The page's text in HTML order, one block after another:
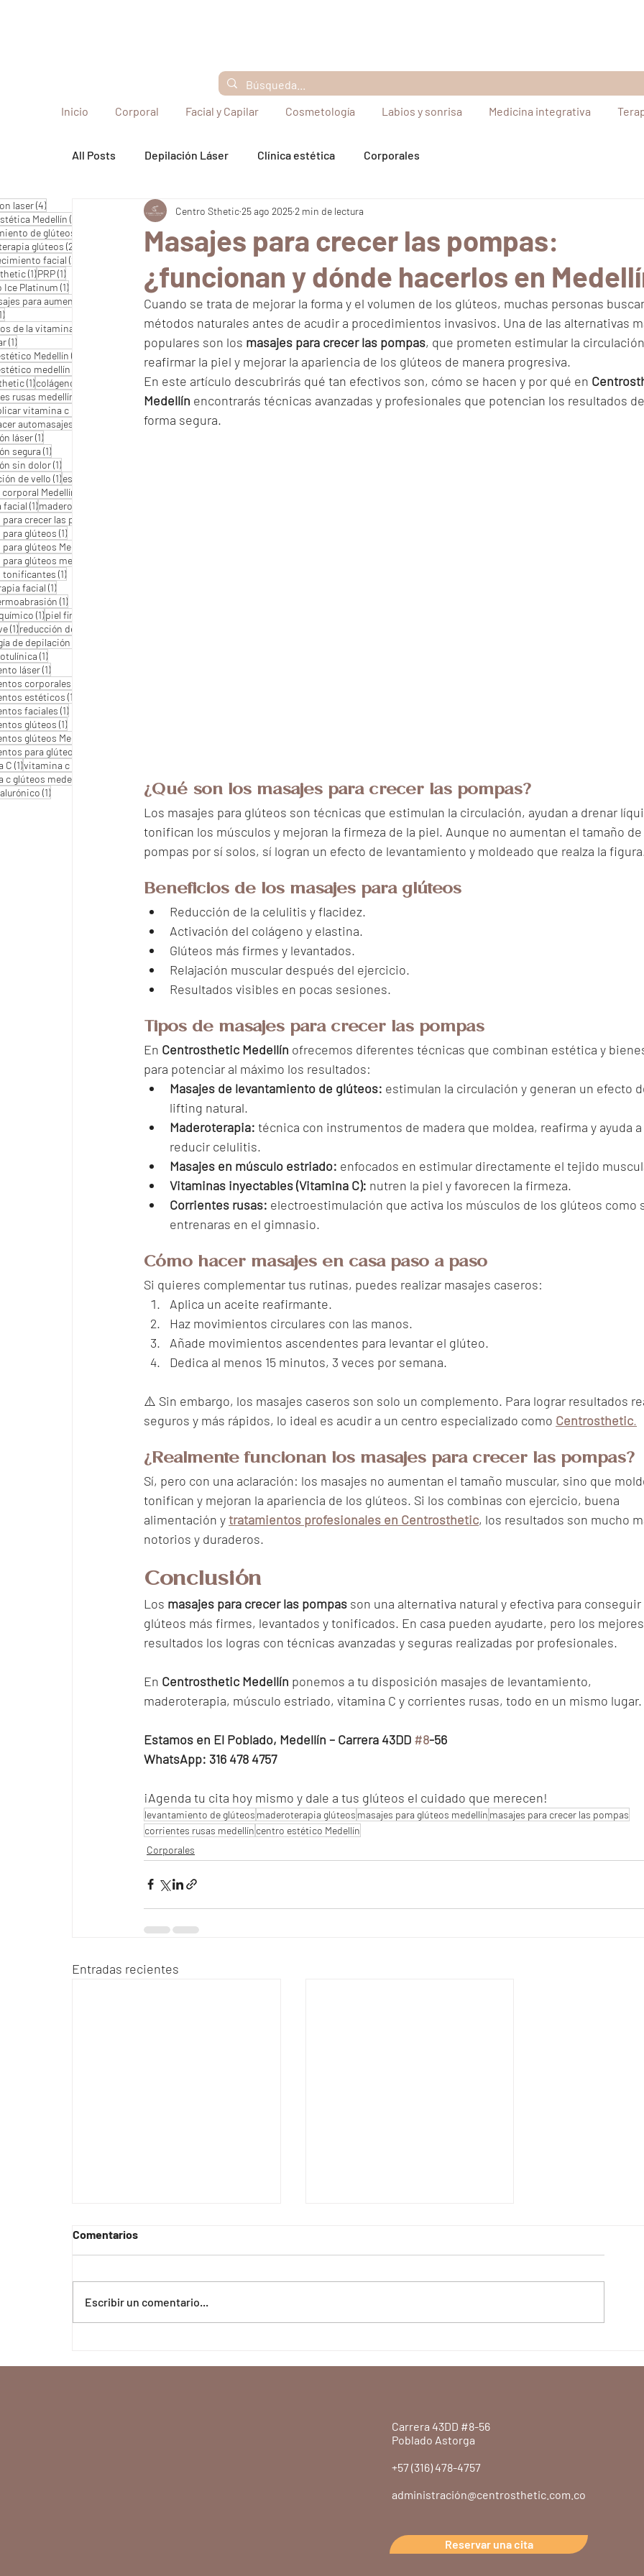
Inicio Corporal Facial y Capilar Cosmetología Labios y sonrisa Medicina integrativa
laser(4)4 entradas
Medellín (3)
2 entradas
de glúteos
glúteos (2)
facial (2)
(1)1 entrada
PRP(1)1 entrada
Ice Platinum (1)1 entrada
para aumentar glúteos
1 entrada
1 entrada
de la vitamina C
(1)1 entrada
Medellín (1)
medellín
(1)1 entrada
colágeno
rusas medellín
vitamina c en glúteos
1 entrada
automasajes glúteos
1 entrada
láser(1)1 entrada
segura (1)1 entrada
sin dolor(1)1 entrada
de vello (1)1 entrada
estética
Medellín
facial (1)1 entrada
maderoterapia
crecer las pompas
para glúteos (1)1 entrada
glúteos Medellín
glúteos medellín
tonificantes (1)1 entrada
facial (1)1 entrada
(1)1 entrada
(1)1 entrada
piel firme
(1)1 entrada
reducción de arrugas
de depilación
(1)1 entrada
láser(1)1 entrada
corporales
estéticos (1)
faciales (1)1 entrada
glúteos (1)1 entrada
glúteos Medellín
para glúteos
C (1)1 entrada
vitamina c estética
glúteos medellín
(1)1 entrada
All Posts Depilación Láser Clínica estética Corporales
Masajes para crecer las pompas:
¿funcionan y dónde hacerlos en
Centro Sthetic25 ago 20252 min de lectura
Cuando se trata de mejorar la forma y el volumen de los glúteos, muchas personas
métodos naturales antes de acudir a procedimientos invasivos. Una de las alternativas
populares son los masajes para crecer las pompas, que prometen estimular la
reafirmar la piel y mejorar la apariencia de los glúteos de manera progresiva.
En este artículo descubrirás qué tan efectivos son, cómo se hacen y por qué en
Medellín encontrarás técnicas avanzadas y profesionales que potencian los resultados de
forma segura.
¿Qué son los masajes para crecer las pompas?
Los masajes para glúteos son técnicas que estimulan la circulación, ayudan a drenar
tonifican los músculos y mejoran la firmeza de la piel. Aunque no aumentan el tamaño de
pompas por sí solos, sí logran un efecto de levantamiento y moldeado que realza la
Beneficios de los masajes para glúteos
Reducción de la celulitis y flacidez.
Activación del colágeno y elastina.
Glúteos más firmes y levantados.
Relajación muscular después del ejercicio.
Resultados visibles en pocas sesiones.
Tipos de masajes para crecer las pompas
En Centrosthetic Medellín ofrecemos diferentes técnicas que combinan estética y
para potenciar al máximo los resultados:
Masajes de levantamiento de glúteos: estimulan la circulación y generan un efecto
lifting natural.
Maderoterapia: técnica con instrumentos de madera que moldea, reafirma y ayuda a
reducir celulitis.
Masajes en músculo estriado: enfocados en estimular directamente el tejido
Vitaminas inyectables (Vitamina C): nutren la piel y favorecen la firmeza.
Corrientes rusas: electroestimulación que activa los músculos de los glúteos como
entrenaras en el gimnasio.
Cómo hacer masajes en casa paso a paso
Si quieres complementar tus rutinas, puedes realizar masajes caseros:
Aplica un aceite reafirmante.
Haz movimientos circulares con las manos.
Añade movimientos ascendentes para levantar el glúteo.
Dedica al menos 15 minutos, 3 veces por semana.
⚠️ Sin embargo, los masajes caseros son solo un complemento. Para lograr resultados
seguros y más rápidos, lo ideal es acudir a un centro especializado como Centrosthetic.
¿Realmente funcionan los masajes para crecer las pompas?
Sí, pero con una aclaración: los masajes no aumentan el tamaño muscular, sino que
tonifican y mejoran la apariencia de los glúteos. Si los combinas con ejercicio, buena
alimentación y tratamientos profesionales en Centrosthetic, los resultados son mucho
notorios y duraderos.
Conclusión
Los masajes para crecer las pompas son una alternativa natural y efectiva para conseguir
glúteos más firmes, levantados y tonificados. En casa pueden ayudarte, pero los mejores
resultados los logras con técnicas avanzadas y seguras realizadas por profesionales.
En Centrosthetic Medellín ponemos a tu disposición masajes de levantamiento,
maderoterapia, músculo estriado, vitamina C y corrientes rusas, todo en un mismo lugar.
Estamos en El Poblado, Medellín – Carrera 43DD #8-56
WhatsApp: 316 478 4757
¡Agenda tu cita hoy mismo y dale a tus glúteos el cuidado que merecen!
levantamiento de glúteos maderoterapia glúteos masajes para glúteos medellín masajes para crecer las pompas
corrientes rusas medellín centro estético Medellín
Corporales
Entradas recientes
Comentarios
Escribir un comentario...
Carrera 43DD #8-56
Poblado Astorga
+57 (316) 478-4757
administración@centrosthetic.com.co
Reservar una cita